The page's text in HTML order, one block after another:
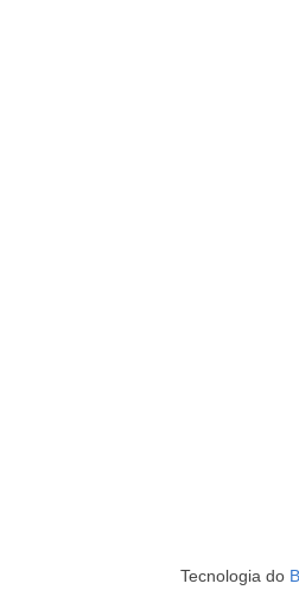
Tecnologia do